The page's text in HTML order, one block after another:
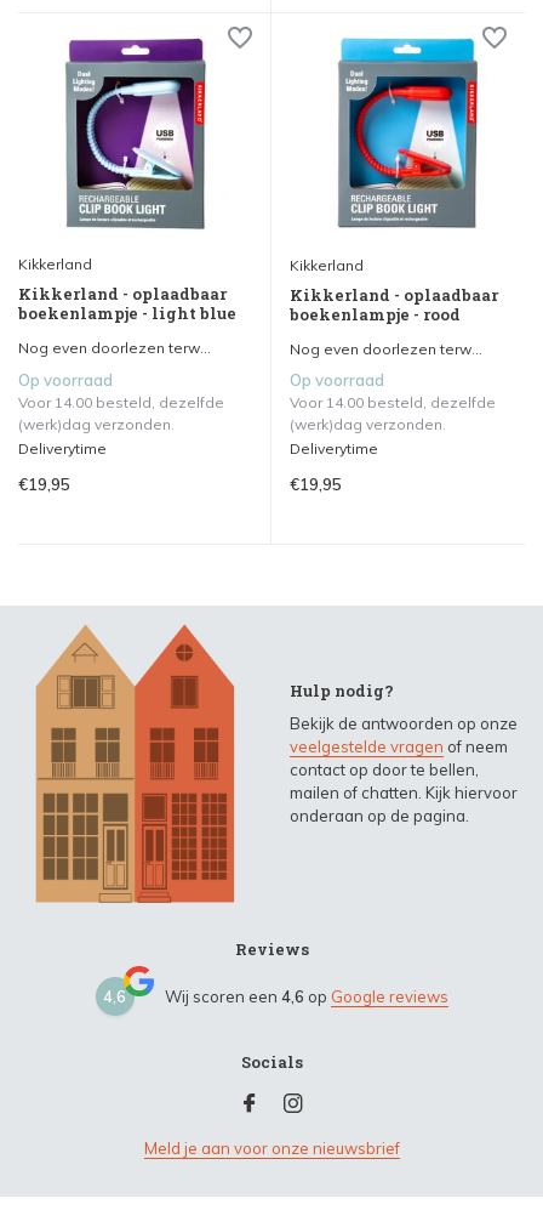
Kikkerland
Kikkerland - oplaadbaar
boekenlampje - light blue
Nog even doorlezen terw...
Op voorraad
Voor 14.00 besteld, dezelfde
(werk)dag verzonden.
Deliverytime
€19,95
Kikkerland
Kikkerland - oplaadbaar
boekenlampje - rood
Nog even doorlezen terw...
Op voorraad
Voor 14.00 besteld, dezelfde
(werk)dag verzonden.
Deliverytime
€19,95
Hulp nodig?
Bekijk de antwoorden op onze
veelgestelde vragen of neem
contact op door te bellen,
mailen of chatten. Kijk hiervoor
onderaan op de pagina.
Reviews
4,6 Wij scoren een 4,6 op Google reviews
Socials
Meld je aan voor onze nieuwsbrief